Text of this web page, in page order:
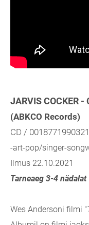
JARVIS COCKER
(ABKCO Records)
CD / 0018771990321
-art-pop/singer-
Ilmus 22.10.2021
Tarneaeg 3-4 nädalat
Wes Andersoni filmi "